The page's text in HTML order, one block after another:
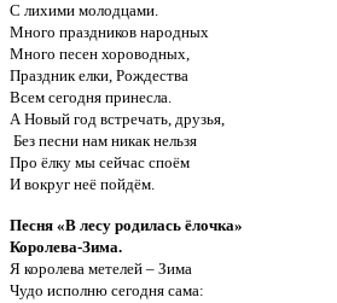
С лихими молодцами.
Много праздников народных
Много песен хороводных,
Праздник елки, Рождества
Всем сегодня принесла.
А Новый год встречать, друзья,
Без песни нам никак нельзя
Про ёлку мы сейчас споём
И вокруг неё пойдём.
Песня «В лесу родилась ёлочка»
Королева-Зима.
Я королева метелей – Зима
Чудо исполню сегодня сама: